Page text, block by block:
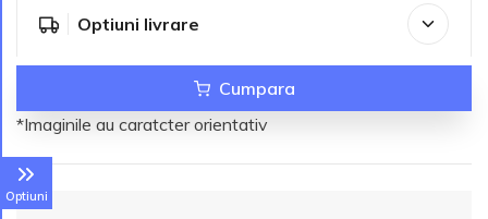
Optiuni
Optiuni livrare
Cumpara
*Imaginile au caratcter orientativ